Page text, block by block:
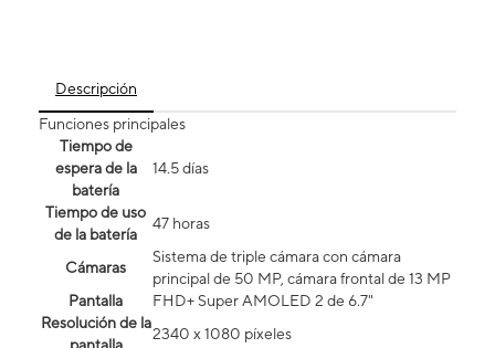
Descripción
Funciones principales
Tiempo de
espera de la
batería
14.5 días
Tiempo de uso
de la batería
47 horas
Cámaras
Sistema de triple cámara con cámara
principal de 50 MP, cámara frontal de 13 MP
Pantalla
FHD+ Super AMOLED 2 de 6.7"
Resolución de la
2340 x 1080 píxeles